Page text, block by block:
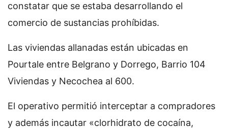
constatar que se estaba desarrollando el
comercio de sustancias prohíbidas.
Las viviendas allanadas están ubicadas en
Pourtale entre Belgrano y Dorrego, Barrio 104
Viviendas y Necochea al 600.
El operativo permitió interceptar a compradores
y además incautar «clorhidrato de cocaína,